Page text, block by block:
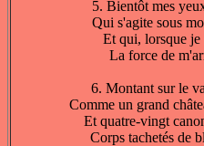
5. Bientôt mes
Qui s'agite sous
Et qui, lorsque je
La force de
6. Montant sur le
Comme un grand
Et quatre-vingt
Corps tachetés de